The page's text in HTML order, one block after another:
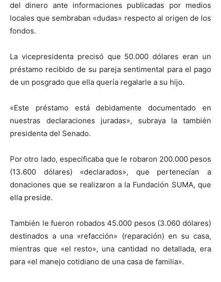
del dinero ante informaciones publicadas por medios
locales que sembraban «dudas» respecto al origen de los
fondos.
La vicepresidenta precisó que 50.000 dólares eran un
préstamo recibido de su pareja sentimental para el pago
de un posgrado que ella quería regalarle a su hijo.
«Este préstamo está debidamente documentado en
nuestras declaraciones juradas», subraya la también
presidenta del Senado.
Por otro lado, especificaba que le robaron 200.000 pesos
(13.600 dólares) «declarados», que pertenecían a
donaciones que se realizaron a la Fundación SUMA, que
ella preside.
También le fueron robados 45.000 pesos (3.060 dólares)
destinados a una «refacción» (reparación) en su casa,
mientras que «el resto», una cantidad no detallada, era
para «el manejo cotidiano de una casa de familia».